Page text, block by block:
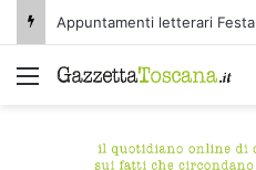
Appuntamenti letterari Festa
Menu